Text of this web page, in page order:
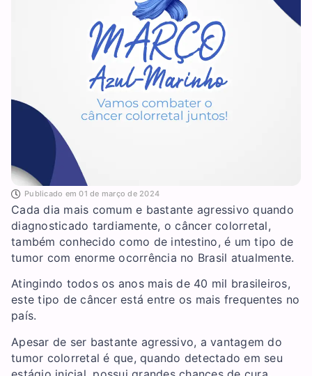
Publicado em 01 de março de 2024
Cada dia mais comum e bastante agressivo quando
diagnosticado tardiamente, o câncer colorretal,
também conhecido como de intestino, é um tipo de
tumor com enorme ocorrência no Brasil atualmente.
Atingindo todos os anos mais de 40 mil brasileiros,
este tipo de câncer está entre os mais frequentes no
país.
Apesar de ser bastante agressivo, a vantagem do
tumor colorretal é que, quando detectado em seu